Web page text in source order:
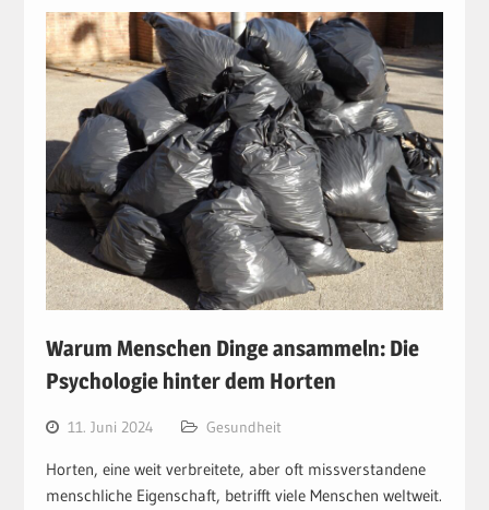
Warum Menschen Dinge ansammeln: Die
Psychologie hinter dem Horten
11. Juni 2024 Gesundheit
Horten, eine weit verbreitete, aber oft missverstandene
menschliche Eigenschaft, betrifft viele Menschen weltweit.